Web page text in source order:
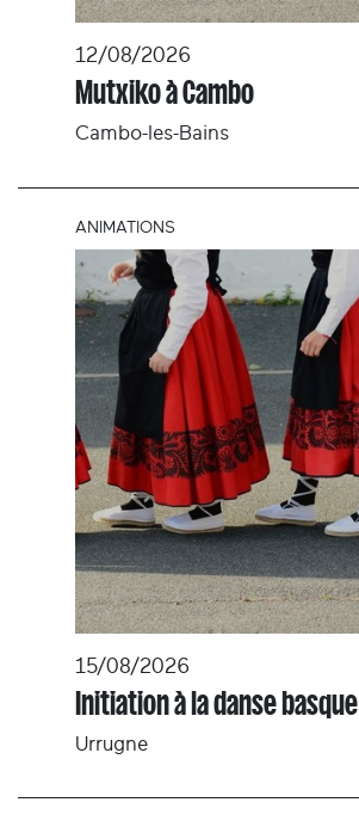
12/08/2026
Mutxiko à Cambo
Cambo-les-Bains
ANIMATIONS
15/08/2026
Initiation à la danse basque
Urrugne